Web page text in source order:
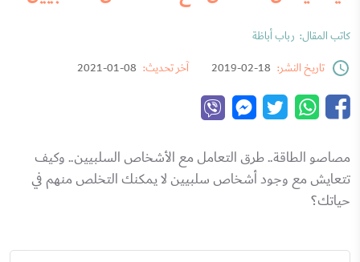
كاتب المقال: رباب أباظة
تاريخ النشر: 18-02-2019 آخر تحديث: 08-01-2021
مصاصو الطاقة.. طرق التعامل مع الأشخاص السلبيين.. وكيف
تتعايش مع وجود أشخاص سلبيين لا يمكنك التخلص منهم في
حياتك؟